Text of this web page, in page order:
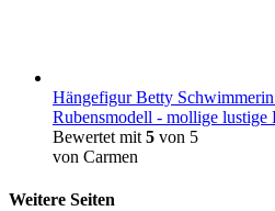
Hängefigur Betty
Rubensmodell - mollige lustige
Bewertet mit 5 von 5
von Carmen
Weitere Seiten